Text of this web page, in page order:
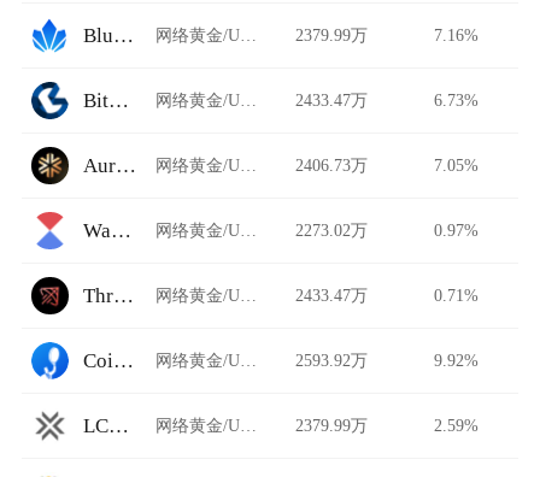
BlueLotusDAO 网络黄金/USDT 2379.99万 7.16%
Bits Blockchain 网络黄金/USDT 2433.47万 6.73%
Auriswap 网络黄金/USDT 2406.73万 7.05%
Waves Exchange 网络黄金/USDT 2273.02万 0.97%
Thruster 网络黄金/USDT 2433.47万 0.71%
CoinHe 网络黄金/USDT 2593.92万 9.92%
LCX Exchange 网络黄金/USDT 2379.99万 2.59%